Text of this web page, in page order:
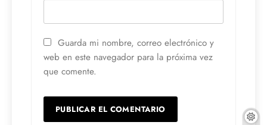
Guarda mi nombre, correo electrónico y
web en este navegador para la próxima vez
que comente.